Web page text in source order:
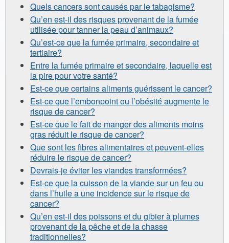
Quels cancers sont causés par le tabagisme?
Qu’en est-il des risques provenant de la fumée
utilisée pour tanner la peau d’animaux?
Qu’est-ce que la fumée primaire, secondaire et
tertiaire?
Entre la fumée primaire et secondaire, laquelle est
la pire pour votre santé?
Est-ce que certains aliments guérissent le cancer?
Est-ce que l’embonpoint ou l’obésité augmente le
risque de cancer?
Est-ce que le fait de manger des aliments moins
gras réduit le risque de cancer?
Que sont les fibres alimentaires et peuvent-elles
réduire le risque de cancer?
Devrais-je éviter les viandes transformées?
Est-ce que la cuisson de la viande sur un feu ou
dans l’huile a une incidence sur le risque de
cancer?
Qu’en est-il des poissons et du gibier à plumes
provenant de la pêche et de la chasse
traditionnelles?